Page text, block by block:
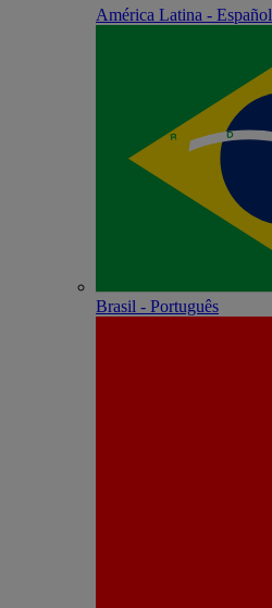
América Latina - Español
Brasil - Português